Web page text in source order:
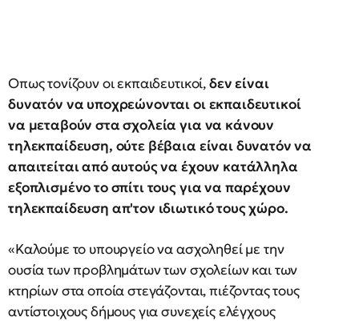
Οπως τονίζουν οι εκπαιδευτικοί,δεν είναι
δυνατόν να υποχρεώνονται οι εκπαιδευτικοί
να μεταβούν στα σχολεία για να κάνουν
τηλεκπαίδευση, ούτε βέβαια είναι δυνατόν να
απαιτείται από αυτούς να έχουν κατάλληλα
εξοπλισμένο το σπίτι τους για να παρέχουν
τηλεκπαίδευση απ'τον ιδιωτικό τους χώρο.
«Καλούμε το υπουργείο να ασχοληθεί με την
ουσία των προβλημάτων των σχολείων και των
κτηρίων στα οποία στεγάζονται, πιέζοντας τους
αντίστοιχους δήμους για συνεχείς ελέγχους